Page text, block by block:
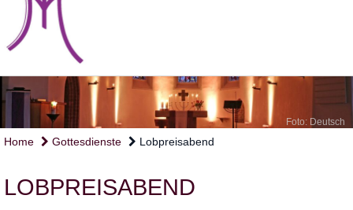
Foto: Deutsch
Home Gottesdienste Lobpreisabend
LOBPREISABEND